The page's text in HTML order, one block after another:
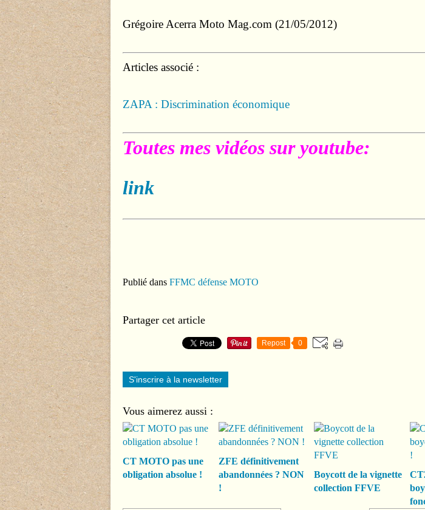
Grégoire Acerra Moto Mag.com (21/05/2012)
Articles associé :
ZAPA : Discrimination économique
Toutes mes vidéos sur youtube:
link
Publié dans FFMC défense MOTO
Partager cet article
Repost 0
S'inscrire à la newsletter
Vous aimerez aussi :
CT MOTO pas une
obligation absolue !
ZFE définitivement
abandonnées ? NON
!
Boycott de la vignette
collection FFVE